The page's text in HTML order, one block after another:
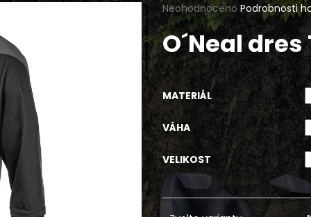
Průměrné
hodnocení
produktu
je
0,0
z
5
hvězdiček.
Neohodnoceno Podrobnosti
O´Neal dres
MATERIÁL
VÁHA
VELIKOST
HLEDAT
Doporučujeme